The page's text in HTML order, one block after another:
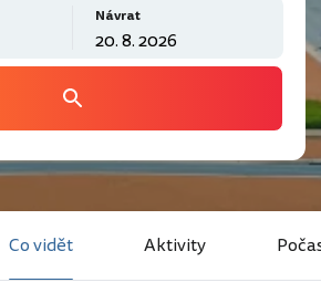
Návrat
Co vidět Aktivity